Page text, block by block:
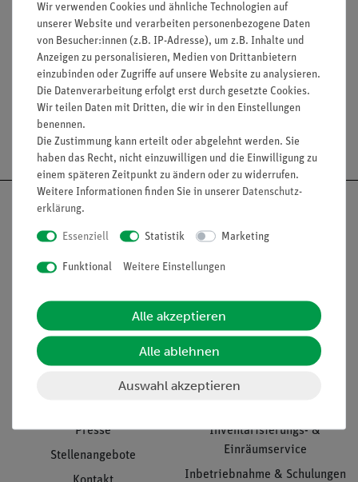
Media / Downloads
Versandkostenfrei ab 300,- €
Informationen
Unternehmen
Presse
Stellenangebote
Service
Übersicht Service
Inventarisierungs- &
Einräumservice
Inbetriebnahme & Schulungen
Wir verwenden Cookies und ähnliche Technologien auf
unserer Website und verarbeiten personenbezogene Daten
von Besucher:innen (z.B. IP-Adresse), um z.B. Inhalte und
Anzeigen zu personalisieren, Medien von Drittanbietern
einzubinden oder Zugriffe auf unsere Website zu analysieren.
Die Datenverarbeitung erfolgt erst durch gesetzte Cookies.
Wir teilen Daten mit Dritten, die wir in den Einstellungen
benennen.
Die Zustimmung kann erteilt oder abgelehnt werden. Sie
haben das Recht, nicht einzuwilligen und die Einwilligung zu
einem späteren Zeitpunkt zu ändern oder zu widerrufen.
Weitere Informationen finden Sie in unserer Daten­schutz­
erklärung.
Essenziell Statistik Marketing
Funktional Weitere Einstellungen
Alle akzeptieren
Alle ablehnen
Auswahl akzeptieren